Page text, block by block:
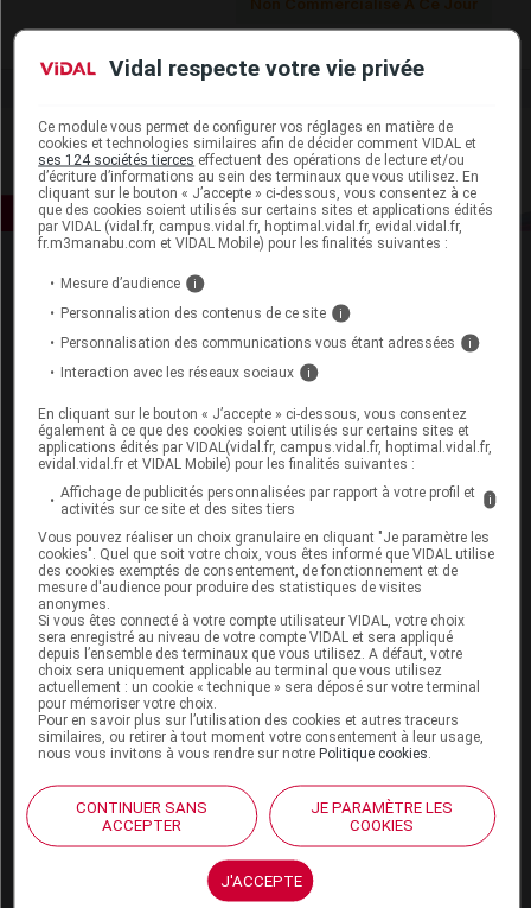
Boutique
VIDAL Expert
VIDAL Hoptimal
eVIDAL
VIDAL Mobile
VIDAL widget
VIDAL Sécurisation
VIDAL e-Services
Espace institutionnel
Qui sommes-nous ?
VIDAL France
Carrières
Charte éthique et
déontologique
Service client
Contact
Vidal respecte votre vie privée
Ce module vous permet de configurer vos réglages en matière de
cookies et technologies similaires afin de décider comment VIDAL et
ses 124 sociétés tierces effectuent des opérations de lecture et/ou
d’écriture d’informations au sein des terminaux que vous utilisez. En
cliquant sur le bouton « J’accepte » ci-dessous, vous consentez à ce
que des cookies soient utilisés sur certains sites et applications édités
par VIDAL (vidal.fr, campus.vidal.fr, hoptimal.vidal.fr, evidal.vidal.fr,
fr.m3manabu.com et VIDAL Mobile) pour les finalités suivantes :
Mesure d’audience i
Personnalisation des contenus de ce site i
Personnalisation des communications vous étant adressées i
Interaction avec les réseaux sociaux i
En cliquant sur le bouton « J’accepte » ci-dessous, vous consentez
également à ce que des cookies soient utilisés sur certains sites et
applications édités par VIDAL(vidal.fr, campus.vidal.fr, hoptimal.vidal.fr,
evidal.vidal.fr et VIDAL Mobile) pour les finalités suivantes :
Affichage de publicités personnalisées par rapport à votre profil et
activités sur ce site et des sites tiers
i
Vous pouvez réaliser un choix granulaire en cliquant "Je paramètre les
cookies". Quel que soit votre choix, vous êtes informé que VIDAL utilise
des cookies exemptés de consentement, de fonctionnement et de
mesure d'audience pour produire des statistiques de visites
anonymes.
Si vous êtes connecté à votre compte utilisateur VIDAL, votre choix
sera enregistré au niveau de votre compte VIDAL et sera appliqué
depuis l’ensemble des terminaux que vous utilisez. A défaut, votre
choix sera uniquement applicable au terminal que vous utilisez
actuellement : un cookie « technique » sera déposé sur votre terminal
pour mémoriser votre choix.
Pour en savoir plus sur l’utilisation des cookies et autres traceurs
similaires, ou retirer à tout moment votre consentement à leur usage,
nous vous invitons à vous rendre sur notrePolitique cookies
CONTINUER SANS
ACCEPTER
JE PARAMÈTRE LES
COOKIES
J'ACCEPTE